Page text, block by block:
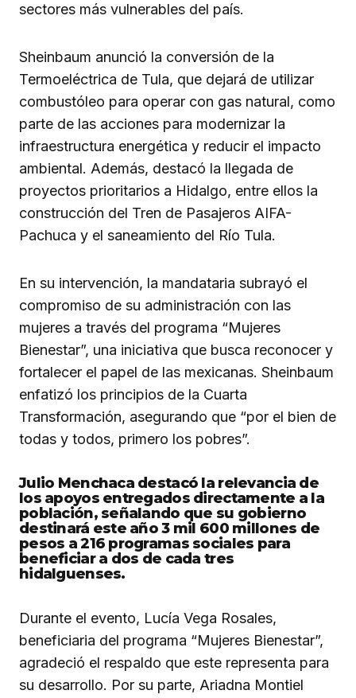
sectores más vulnerables del país.
Sheinbaum anunció la conversión de la
Termoeléctrica de Tula, que dejará de utilizar
combustóleo para operar con gas natural, como
parte de las acciones para modernizar la
infraestructura energética y reducir el impacto
ambiental. Además, destacó la llegada de
proyectos prioritarios a Hidalgo, entre ellos la
construcción del Tren de Pasajeros AIFA-
Pachuca y el saneamiento del Río Tula.
En su intervención, la mandataria subrayó el
compromiso de su administración con las
mujeres a través del programa “Mujeres
Bienestar”, una iniciativa que busca reconocer y
fortalecer el papel de las mexicanas. Sheinbaum
enfatizó los principios de la Cuarta
Transformación, asegurando que “por el bien de
todas y todos, primero los pobres”.
Julio Menchaca destacó la relevancia de
los apoyos entregados directamente a la
población, señalando que su gobierno
destinará este año 3 mil 600 millones de
pesos a 216 programas sociales para
beneficiar a dos de cada tres
hidalguenses.
Durante el evento, Lucía Vega Rosales,
beneficiaria del programa “Mujeres Bienestar”,
agradeció el respaldo que este representa para
su desarrollo. Por su parte, Ariadna Montiel